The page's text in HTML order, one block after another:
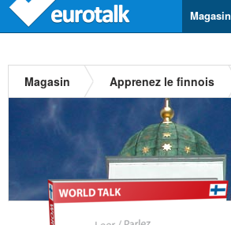
Magasin
Magasin Apprenez le finnois